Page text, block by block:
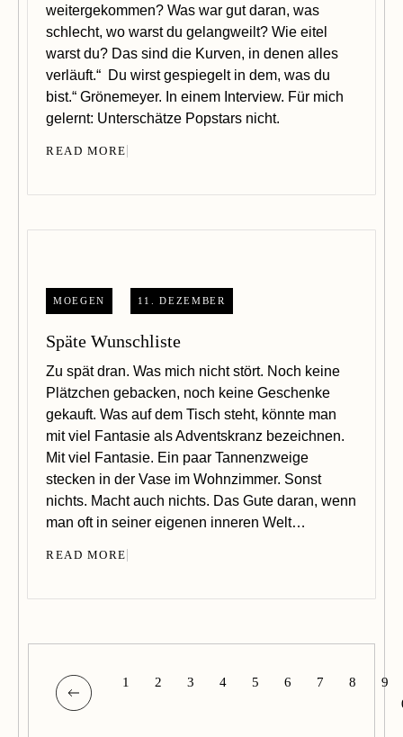
weitergekommen? Was war gut daran, was
schlecht, wo warst du gelangweilt? Wie eitel
warst du? Das sind die Kurven, in denen alles
verläuft.“ Du wirst gespiegelt in dem, was du
bist.“ Grönemeyer. In einem Interview. Für mich
gelernt: Unterschätze Popstars nicht.
READ MORE
11. DEZEMBER
MOEGEN
Späte Wunschliste
Zu spät dran. Was mich nicht stört. Noch keine
Plätzchen gebacken, noch keine Geschenke
gekauft. Was auf dem Tisch steht, könnte man
mit viel Fantasie als Adventskranz bezeichnen.
Mit viel Fantasie. Ein paar Tannenzweige
stecken in der Vase im Wohnzimmer. Sonst
nichts. Macht auch nichts. Das Gute daran, wenn
man oft in seiner eigenen inneren Welt…
READ MORE
1 2 3 4 5 6 7 8
9